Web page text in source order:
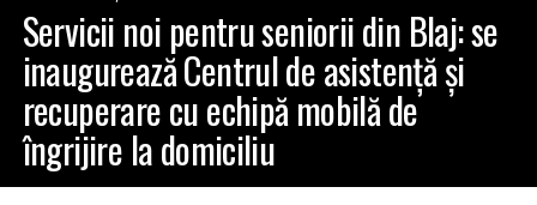
Servicii noi pentru seniorii din Blaj: se
inaugurează Centrul de asistență și
recuperare cu echipă mobilă de
îngrijire la domiciliu